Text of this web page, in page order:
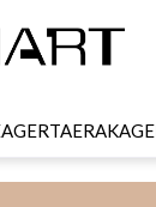
GERTAERAK